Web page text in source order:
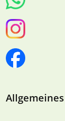
Allgemeines